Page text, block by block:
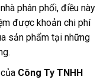
phân phối, điều này
được khoản chi phí
sản phẩm tại những
Công Ty TNHH